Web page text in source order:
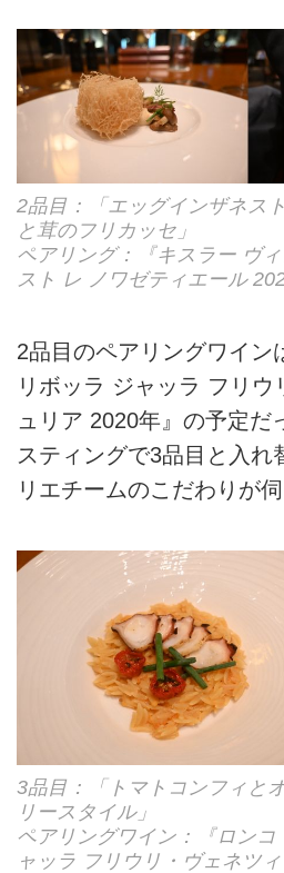
2品目：「エッグインザネス
と茸のフリカッセ」
ペアリング：『キスラー ヴ
スト レ ノワゼティエール
2品目のペアリングワイン
リボッラ ジャッラ フリ
ュリア 2020年』の予定だ
スティングで3品目と入れ
リエチームのこだわりが伺
3品目：「トマトコンフィと
リースタイル」
ペアリングワイン：『ロン
ャッラ フリウリ・ヴェネツ